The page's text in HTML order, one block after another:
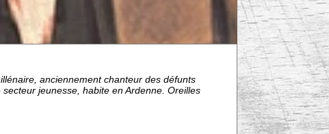
anciennement chanteur des défunts
jeunesse, habite en Ardenne. Oreilles